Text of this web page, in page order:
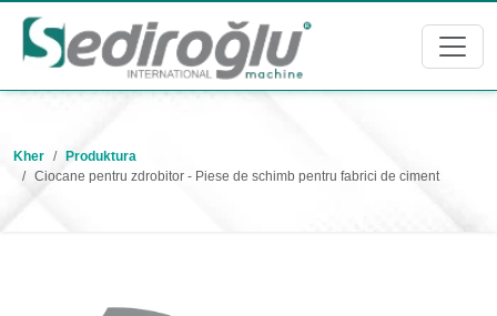
Kher
Produktura
Ciocane pentru zdrobitor - Piese de schimb pentru fabrici de ciment